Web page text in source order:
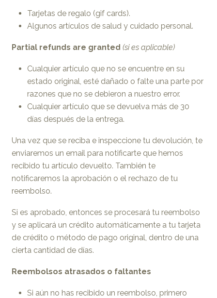
Tarjetas de regalo (gif cards).
Algunos artículos de salud y cuidado personal.
Partial refunds are granted (si es aplicable)
Cualquier artículo que no se encuentre en su
estado original, esté dañado o falte una parte por
razones que no se debieron a nuestro error.
Cualquier artículo que se devuelva más de 30
días después de la entrega.
Una vez que se reciba e inspeccione tu devolución, te
enviaremos un email para notificarte que hemos
recibido tu artículo devuelto. También te
notificaremos la aprobación o el rechazo de tu
reembolso.
Si es aprobado, entonces se procesará tu reembolso
y se aplicará un crédito automáticamente a tu tarjeta
de crédito o método de pago original, dentro de una
cierta cantidad de días.
Reembolsos atrasados ​​o faltantes
Si aún no has recibido un reembolso, primero